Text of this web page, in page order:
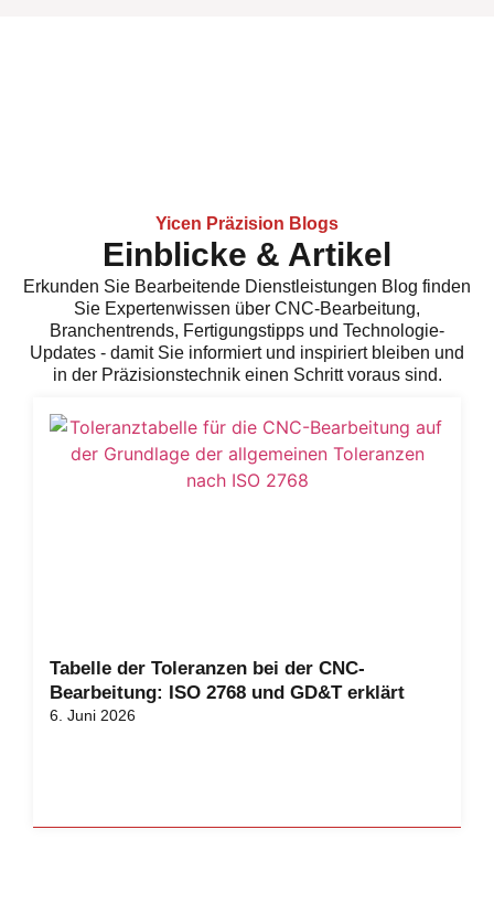
Yicen Präzision Blogs
Einblicke & Artikel
Erkunden Sie Bearbeitende Dienstleistungen Blog finden
Sie Expertenwissen über CNC-Bearbeitung,
Branchentrends, Fertigungstipps und Technologie-
Updates - damit Sie informiert und inspiriert bleiben und
in der Präzisionstechnik einen Schritt voraus sind.
Tabelle der Toleranzen bei der CNC-
Bearbeitung: ISO 2768 und GD&T erklärt
6. Juni 2026